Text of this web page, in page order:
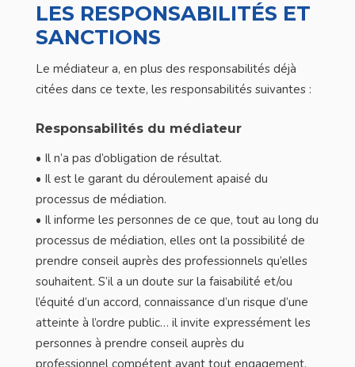
LES RESPONSABILITÉS ET
SANCTIONS
Le médiateur a, en plus des responsabilités déjà
citées dans ce texte, les responsabilités suivantes :
Responsabilités du médiateur
• Il n’a pas d’obligation de résultat.
• Il est le garant du déroulement apaisé du
processus de médiation.
• Il informe les personnes de ce que, tout au long du
processus de médiation, elles ont la possibilité de
prendre conseil auprès des professionnels qu’elles
souhaitent. S’il a un doute sur la faisabilité et/ou
l’équité d’un accord, connaissance d’un risque d’une
atteinte à l’ordre public… il invite expressément les
personnes à prendre conseil auprès du